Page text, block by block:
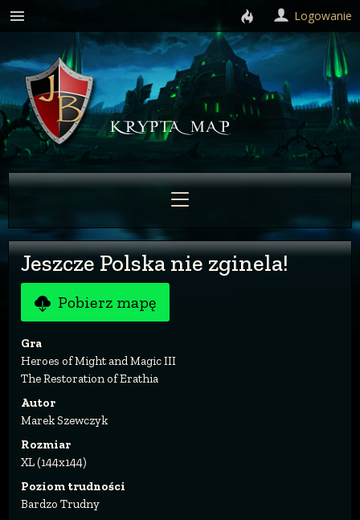
Jeszcze Polska nie zginela!
Pobierz mapę
Gra
Heroes of Might and Magic III
The Restoration of Erathia
Autor
Marek Szewczyk
Rozmiar
XL (144x144)
Poziom trudności
Bardzo Trudny
Logowanie